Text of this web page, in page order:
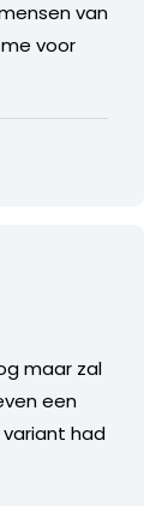
van
voor
maar zal
een
had